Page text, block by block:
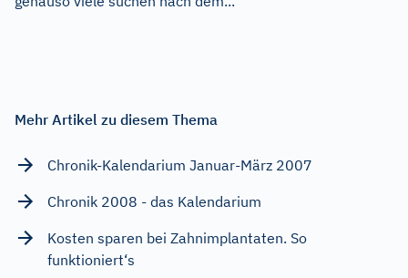
Mehr Artikel zu diesem Thema
Chronik-Kalendarium Januar-März 2007
Chronik 2008 - das Kalendarium
Kosten sparen bei Zahnimplantaten. So
funktioniert‘s